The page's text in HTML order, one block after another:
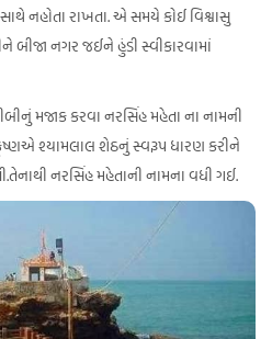
નહોતા રાખતા. એ સમયે કોઈ વિશ્વાસુ
બીજા નગર જઈને હુંડી સ્વીકારવામાં
મજાક કરવા નરસિંહ મહેતા ના નામની
શ્યામલાલ શેઠનું સ્વરૂપ ધારણ કરીને
નરસિંહ મહેતાની નામના વધી ગઈ.